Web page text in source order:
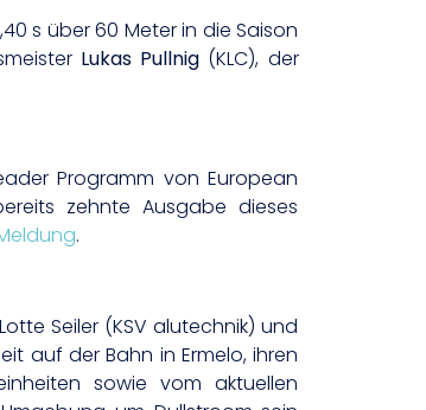
s über 60 Meter in die Saison
Lukas Pullnig (KLC), der
Programm von European
zehnte Ausgabe dieses
.
Seiler (KSV alutechnik) und
auf der Bahn in Ermelo, ihren
sowie vom aktuellen